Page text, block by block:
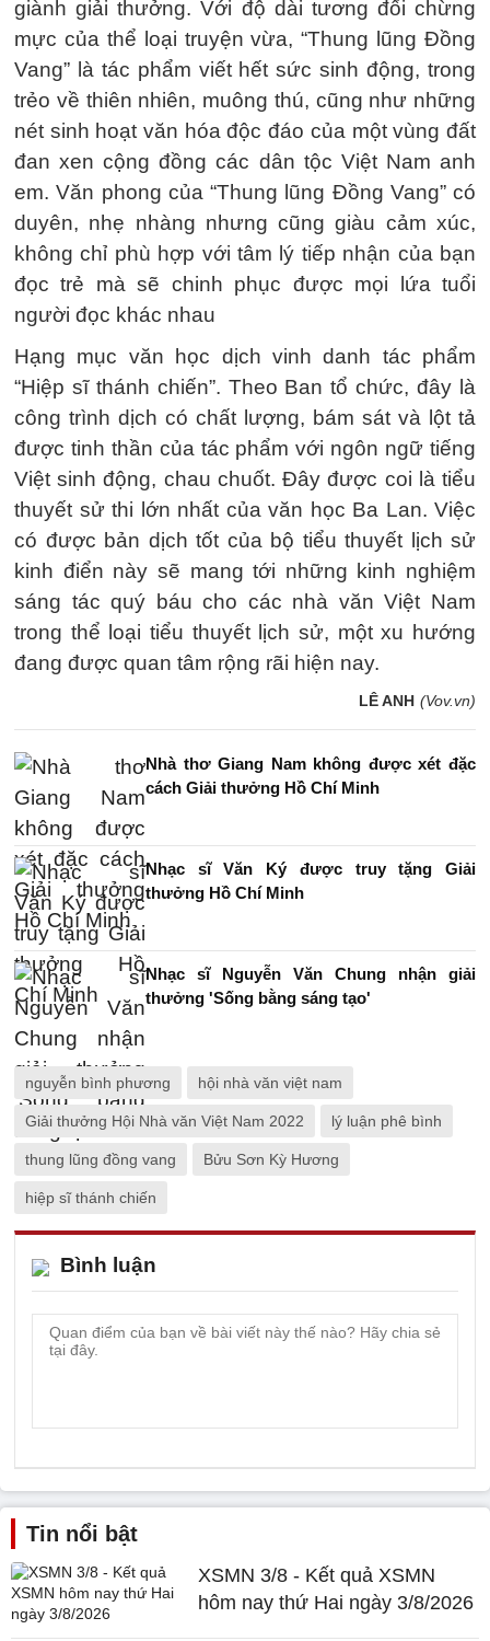
giành giải thưởng. Với độ dài tương đối chừng
mực của thể loại truyện vừa, “Thung lũng Đồng
Vang” là tác phẩm viết hết sức sinh động, trong
trẻo về thiên nhiên, muông thú, cũng như những
nét sinh hoạt văn hóa độc đáo của một vùng đất
đan xen cộng đồng các dân tộc Việt Nam anh
em. Văn phong của “Thung lũng Đồng Vang” có
duyên, nhẹ nhàng nhưng cũng giàu cảm xúc,
không chỉ phù hợp với tâm lý tiếp nhận của bạn
đọc trẻ mà sẽ chinh phục được mọi lứa tuổi
người đọc khác nhau
Hạng mục văn học dịch vinh danh tác phẩm
“Hiệp sĩ thánh chiến”. Theo Ban tổ chức, đây là
công trình dịch có chất lượng, bám sát và lột tả
được tinh thần của tác phẩm với ngôn ngữ tiếng
Việt sinh động, chau chuốt. Đây được coi là tiểu
thuyết sử thi lớn nhất của văn học Ba Lan. Việc
có được bản dịch tốt của bộ tiểu thuyết lịch sử
kinh điển này sẽ mang tới những kinh nghiệm
sáng tác quý báu cho các nhà văn Việt Nam
trong thể loại tiểu thuyết lịch sử, một xu hướng
đang được quan tâm rộng rãi hiện nay.
LÊ ANH (Vov.vn)
Nhà thơ Giang Nam không được xét đặc
cách Giải thưởng Hồ Chí Minh
Nhạc sĩ Văn Ký được truy tặng Giải
thưởng Hồ Chí Minh
Nhạc sĩ Nguyễn Văn Chung nhận giải
thưởng 'Sống bằng sáng tạo'
nguyễn bình phương hội nhà văn việt nam
Giải thưởng Hội Nhà văn Việt Nam 2022 lý luận phê bình
thung lũng đồng vang Bửu Sơn Kỳ Hương
hiệp sĩ thánh chiến
Bình luận
Tin nổi bật
XSMN 3/8 - Kết quả XSMN
hôm nay thứ Hai ngày 3/8/2026